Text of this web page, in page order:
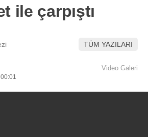
ile çarpıştı
TÜM YAZILARI
Video Galeri